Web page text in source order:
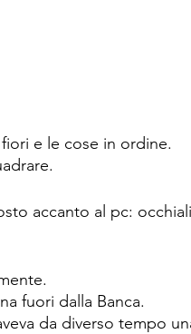
e le cose in ordine.
accanto al pc:
fuori dalla Banca.
da diverso tempo